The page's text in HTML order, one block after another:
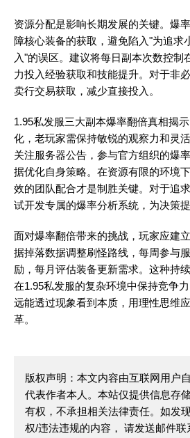
资源分配是影响长期发展的关键。爆
障核心装备的获取，避免陷入"为追求
入"的误区。建议将每日副本次数控制
力投入经验获取和技能提升。对于非
卖行交易获取，减少直接投入。
1.95私发服三大副本爆率翻倍真相揭
化，老玩家需保持敏锐的观察力和灵
关注服务器公告，参与官方组织的爆
据优化自身策略。在资源有限的环境
效的团队配合才是制胜关键。对于追
试开发专属的爆率分析系统，为决策提
面对爆率翻倍带来的挑战，玩家应建
据掉落数据调整刷怪路线，每周参与
励，每月评估装备更新需求。这种持
在1.95私发服的复杂环境中保持竞争
远能透过现象看到本质，用理性思维
革。
版权声明：本文内容由互联网用户
代表作者本人。本站仅提供信息存
有权，不承担相关法律责任。如发
权/违法违规的内容， 请发送邮件联